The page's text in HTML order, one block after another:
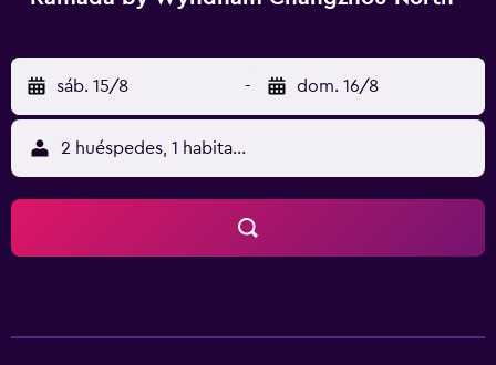
sáb. 15/8 - dom. 16/8
2 huéspedes, 1 habitación